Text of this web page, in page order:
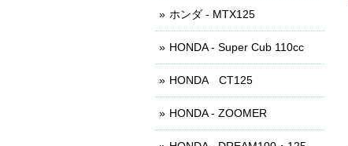
ホンダ - MTX125
HONDA - Super Cub 110cc
HONDA CT125
HONDA - ZOOMER